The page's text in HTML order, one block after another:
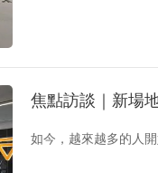
焦點訪談｜新場
如今，越來越多的人